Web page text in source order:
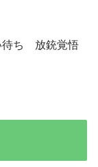
待ち 放銃覚悟